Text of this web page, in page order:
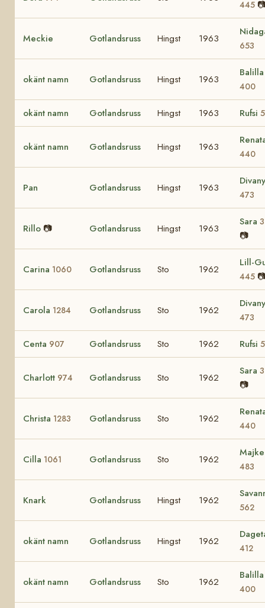
445
Meckie Gotlandsruss Hingst 1963
653
okänt namn Gotlandsruss Hingst 1963
400
okänt namn Gotlandsruss Hingst 1963 Rufsi
okänt namn Gotlandsruss Hingst 1963
440
Pan Gotlandsruss Hingst 1963
Divany
473
Rillo 📷 Gotlandsruss Hingst 1963
Sara
📷
Carina 1060 Gotlandsruss Sto 1962
Lill-
445
Carola 1284 Gotlandsruss Sto 1962
Divany
473
Centa 907 Gotlandsruss Sto 1962 Rufsi
Charlott 974 Gotlandsruss Sto 1962
Sara
📷
Christa 1283 Gotlandsruss Sto 1962
440
Cilla 1061 Gotlandsruss Sto 1962
483
Knark Gotlandsruss Hingst 1962
562
okänt namn Gotlandsruss Hingst 1962
412
okänt namn Gotlandsruss Sto 1962
400